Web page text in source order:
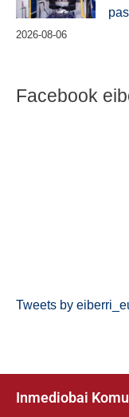
2026-08-06
Facebook
Tweets by
Inmediobai